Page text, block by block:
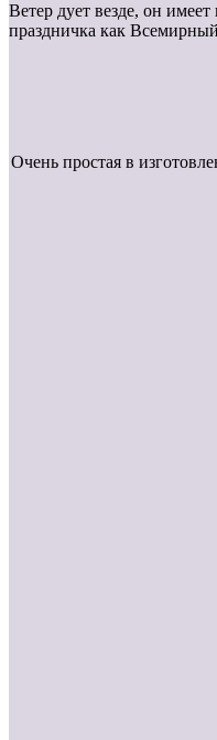
Ветер дует везде, он
праздничка как
Очень простая в